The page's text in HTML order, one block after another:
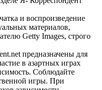
и воспроизведение
материалов,
Getty Images, строго
предназначены для
в азартных играх
Соблюдайте
игры. При